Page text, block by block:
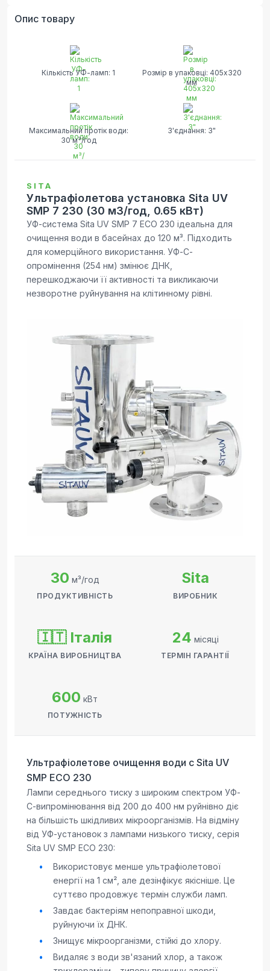
Опис товару
Кількість УФ-ламп: 1
Розмір в упаковці: 405х320
мм
Максимальний протік води:
30 м³/год
З'єднання: 3"
SITA
Ультрафіолетова установка Sita UV
SMP 7 230 (30 м3/год, 0.65 кВт)
УФ-система Sita UV SMP 7 ECO 230 ідеальна для
очищення води в басейнах до 120 м³. Підходить
для комерційного використання. УФ-С-
опромінення (254 нм) змінює ДНК,
перешкоджаючи її активності та викликаючи
незворотне руйнування на клітинному рівні.
30 м³/год
ПРОДУКТИВНІСТЬ
Sita
ВИРОБНИК
🇮🇹 Італія
КРАЇНА ВИРОБНИЦТВА
24 місяці
ТЕРМІН ГАРАНТІЇ
600 кВт
ПОТУЖНІСТЬ
Ультрафіолетове очищення води с Sita UV
SMP ECO 230
Лампи середнього тиску з широким спектром УФ-
С-випромінювання від 200 до 400 нм руйнівно діє
на більшість шкідливих мікроорганізмів. На відміну
від УФ-установок з лампами низького тиску, серія
Sita UV SMP ECO 230:
Використовує менше ультрафіолетової
енергії на 1 см², але дезінфікує якісніше. Це
суттєво продовжує термін служби ламп.
Завдає бактеріям непоправної шкоди,
руйнуючи їх ДНК.
Знищує мікроорганізми, стійкі до хлору.
Видаляє з води зв'язаний хлор, а також